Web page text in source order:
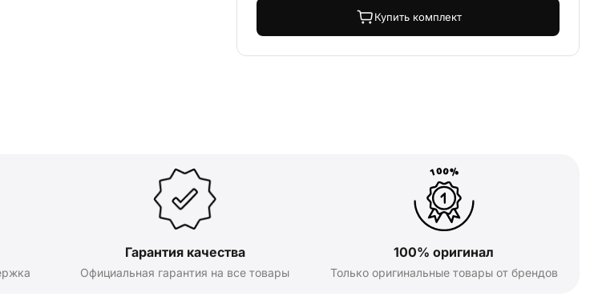
Купить комплект
Гарантия качества
Официальная гарантия на все товары
100% оригинал
Только оригинальные товары от брендов